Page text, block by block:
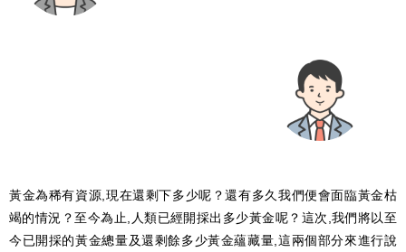
黃金為稀有資源,現在還剩下多少呢？還有多久我們便會面臨黃金枯
竭的情況？至今為止,人類已經開採出多少黃金呢？這次,我們將以至
今已開採的黃金總量及還剩餘多少黃金蘊藏量,這兩個部分來進行說